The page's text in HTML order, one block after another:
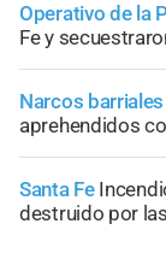
Operativo de la
Fe y
Narcos barriales
aprehendidos
Santa Fe
destruido por